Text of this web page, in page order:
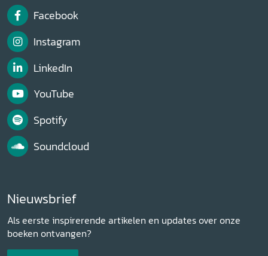
Facebook
Instagram
LinkedIn
YouTube
Spotify
Soundcloud
Nieuwsbrief
Als eerste inspirerende artikelen en updates over onze
boeken ontvangen?